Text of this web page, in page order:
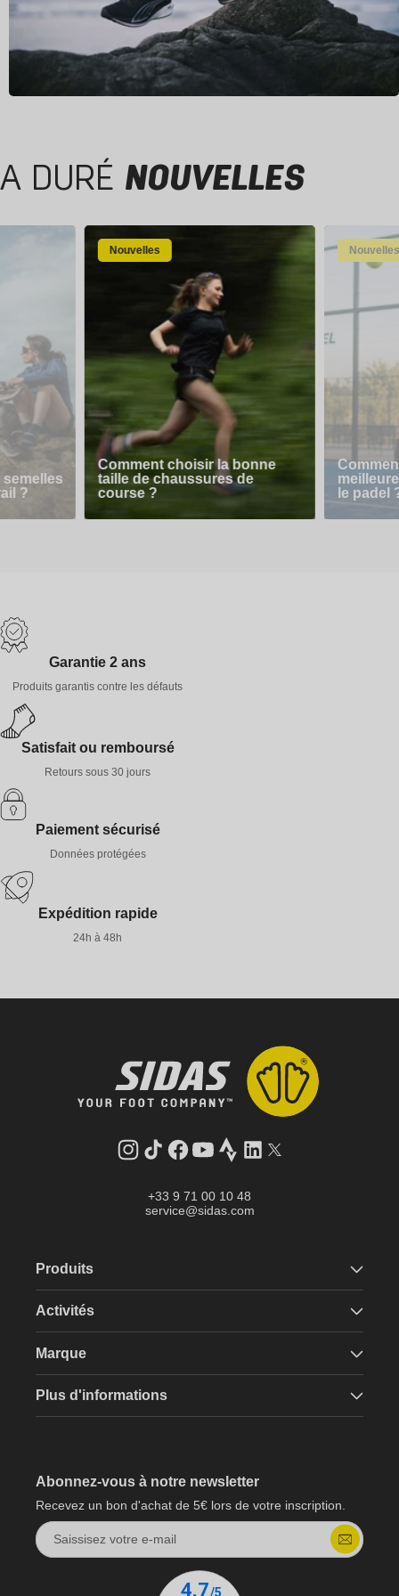
A DURÉ NOUVELLES
?
Nouvelles
Comment choisir la bonne
taille de chaussures de
course ?
Nouvelles
le padel
Garantie 2 ans
Produits garantis contre les défauts
Satisfait ou remboursé
Retours sous 30 jours
Paiement sécurisé
Données protégées
Expédition rapide
24h à 48h
Instagram
Tik
Facebook
YouTube
StravaLinkedInTwitter
+33 9 71 00 10 48
service@sidas.com
Produits
Activités
Marque
Plus d'informations
Abonnez-vous à notre newsletter
Recevez un bon d'achat de 5€ lors de votre inscription.
Saissisez votre e-mail